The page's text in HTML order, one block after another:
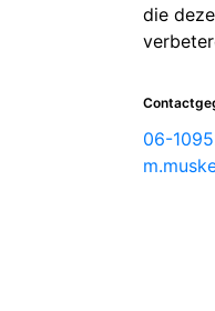
die
06-